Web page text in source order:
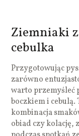
Ziemniaki
cebulka
Przygotowując
zarówno
warto przemyśleć
boczkiem i
kombinacja
obiad czy